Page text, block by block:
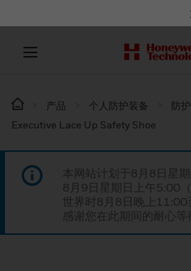
产品 个人防护装备 防
Executive Lace Up Safety Shoe
本网站计划于8月8日星
8月9日星期日上午5:00
世界时8月8日晚上11:00
感谢您在此期间的耐心等